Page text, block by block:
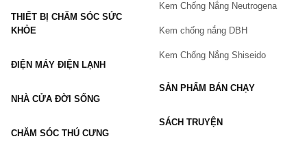
Vấn đề
THIẾT BỊ CHĂM SÓC SỨC
KHỎE
ĐIỆN MÁY ĐIỆN LẠNH
NHÀ CỬA ĐỜI SỐNG
CHĂM SÓC THÚ CƯNG
Kem Chống Nắng Neutrogena
Kem chống nắng DBH
Kem Chống Nắng Shiseido
SẢN PHẨM BÁN CHẠY
SÁCH TRUYỆN